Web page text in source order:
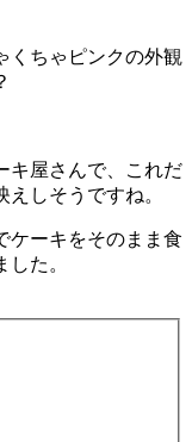
くちゃピンクの外観
キ屋さんで、これだ
しそうですね。
ケーキをそのまま食
た。